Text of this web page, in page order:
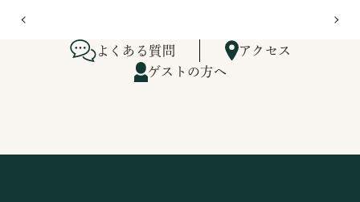
よくある質問
アクセス
ゲストの方へ